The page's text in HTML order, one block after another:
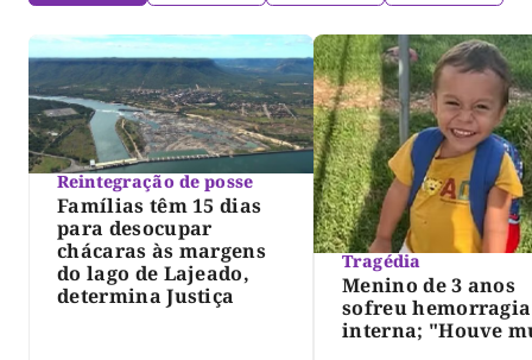
Reintegração de posse
Famílias têm 15 dias
para desocupar
chácaras às margens
do lago de Lajeado,
determina Justiça
Tragédia
Menino de 3 anos
sofreu hemorragia
interna; "Houve